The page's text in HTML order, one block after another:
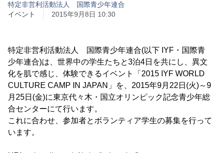
特定非営利活動法人 国際青少年連合
イベント
2015年9月8日 10:30
特定非営利活動法人 国際青少年連合(以下 IYF・国際青
少年連合)は、世界中の学生たちと3泊4日を共にし、異文
化を肌で感じ、体験できるイベント「2015 IYF WORLD
CULTURE CAMP IN JAPAN」を、2015年9月22日(火)～9
月25日(金)に東京代々木・国立オリンピック記念青少年総
合センターにて行います。
これに合わせ、参加者とボランティア学生の募集を行って
います。